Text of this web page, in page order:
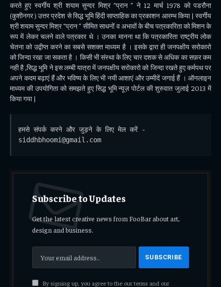
करते हुए स्वर्गीय श्री शयाम सुन्दर मिश्र “प्रान ” ने 12 मार्च 1978 को पडरौना
(कुशीनगर ) उत्तर प्रदेश से सिद्ध भूमि हिंदी साप्ताहिक का प्रकाशन आरम्भ किया | स्वर्गीय
श्री शयाम सुन्दर मिश्र “प्रान ” सीमित साधनों व अभावों के बीच पत्रकारिता को मिशन के
रूप में लेकर चलने वाले पत्रकार थे । उनका मानना था कि पत्रकारिता राष्ट्रीय लोक
चेतना को उद्वीप्त करने का सबसे सशक्त माध्यम है । इसके द्वारा ही जनपक्षीय सरोकारो
को जिन्दा रखा जा सकता है । किसी भी संस्था के लिए चार दशक से अधिक का सफ़र कम
नही है ,सिद्ध भूमि ने इस लम्बी यात्रा में जनपक्षीय सरोकारो को जिन्दा रखते हुए कर्मपथ पर
अपने कदम बढ़ाएं हैं और भविष्य के लिए भी नयी आशाएं और उम्मीदें जगाई हैं । ऑनलाइन
माध्यम की उपयोगिता को समझते हुए सिद्ध भूमि न्यूज़ पोर्टल की शुरुवात जुलाई 2013 में
किया गया |
हमसे संपर्क करने और जुड़ने के लिए मेल करें -
siddhbhoomi@gmail.com
Subscribe to Updates
Get the latest creative news from FooBar about art,
design and business.
By signing up, you agree to the our terms and our